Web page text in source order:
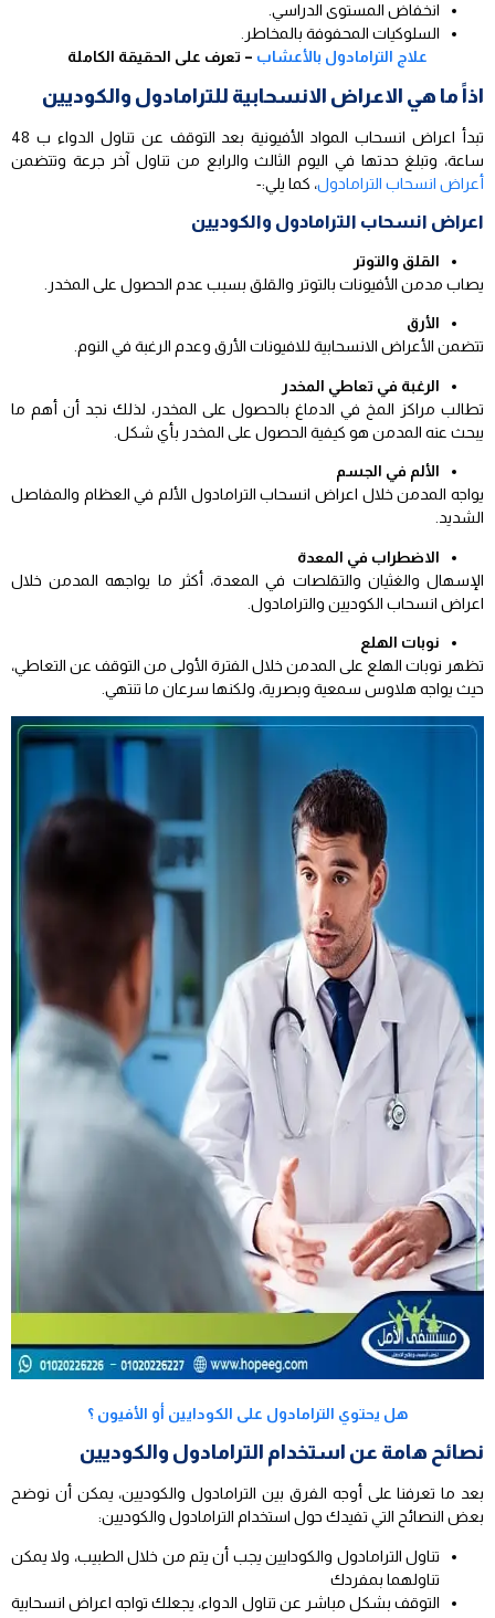
انخفاض المستوى الدراسي.
السلوكيات المحفوفة بالمخاطر.
علاج الترامادول بالأعشاب – تعرف على الحقيقة الكاملة
اذاً ما هي الاعراض الانسحابية للترامادول والكوديين
تبدأ اعراض انسحاب المواد الأفيونية بعد التوقف عن تناول الدواء ب 48
ساعة، وتبلغ حدتها في اليوم الثالث والرابع من تناول آخر جرعة وتتضمن
أعراض انسحاب الترامادول، كما يلي:-
اعراض انسحاب الترامادول والكوديين
القلق والتوتر
يصاب مدمن الأفيونات بالتوتر والقلق بسبب عدم الحصول على المخدر.
الأرق
تتضمن الأعراض الانسحابية للافيونات الأرق وعدم الرغبة في النوم.
الرغبة في تعاطي المخدر
تطالب مراكز المخ في الدماغ بالحصول على المخدر، لذلك نجد أن أهم ما
يبحث عنه المدمن هو كيفية الحصول على المخدر بأي شكل.
الألم في الجسم
يواجه المدمن خلال اعراض انسحاب الترامادول الألم في العظام والمفاصل
الشديد.
الاضطراب في المعدة
الإسهال والغثيان والتقلصات في المعدة، أكثر ما يواجهه المدمن خلال
اعراض انسحاب الكوديين والترامادول.
نوبات الهلع
تظهر نوبات الهلع على المدمن خلال الفترة الأولى من التوقف عن التعاطي،
حيث يواجه هلاوس سمعية وبصرية، ولكنها سرعان ما تنتهي.
هل يحتوي الترامادول على الكودايين أو الأفيون ؟
نصائح هامة عن استخدام الترامادول والكوديين
بعد ما تعرفنا على أوجه الفرق بين الترامادول والكوديين، يمكن أن نوضح
بعض النصائح التي تفيدك حول استخدام الترامادول والكوديين:
تناول الترامادول والكودايين يجب أن يتم من خلال الطبيب، ولا يمكن
تناولهما بمفردك
التوقف بشكل مباشر عن تناول الدواء، يجعلك تواجه اعراض انسحابية